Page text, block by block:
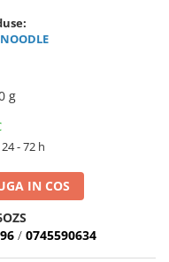
g
24 - 72 h
IN COS
/ 0745590634